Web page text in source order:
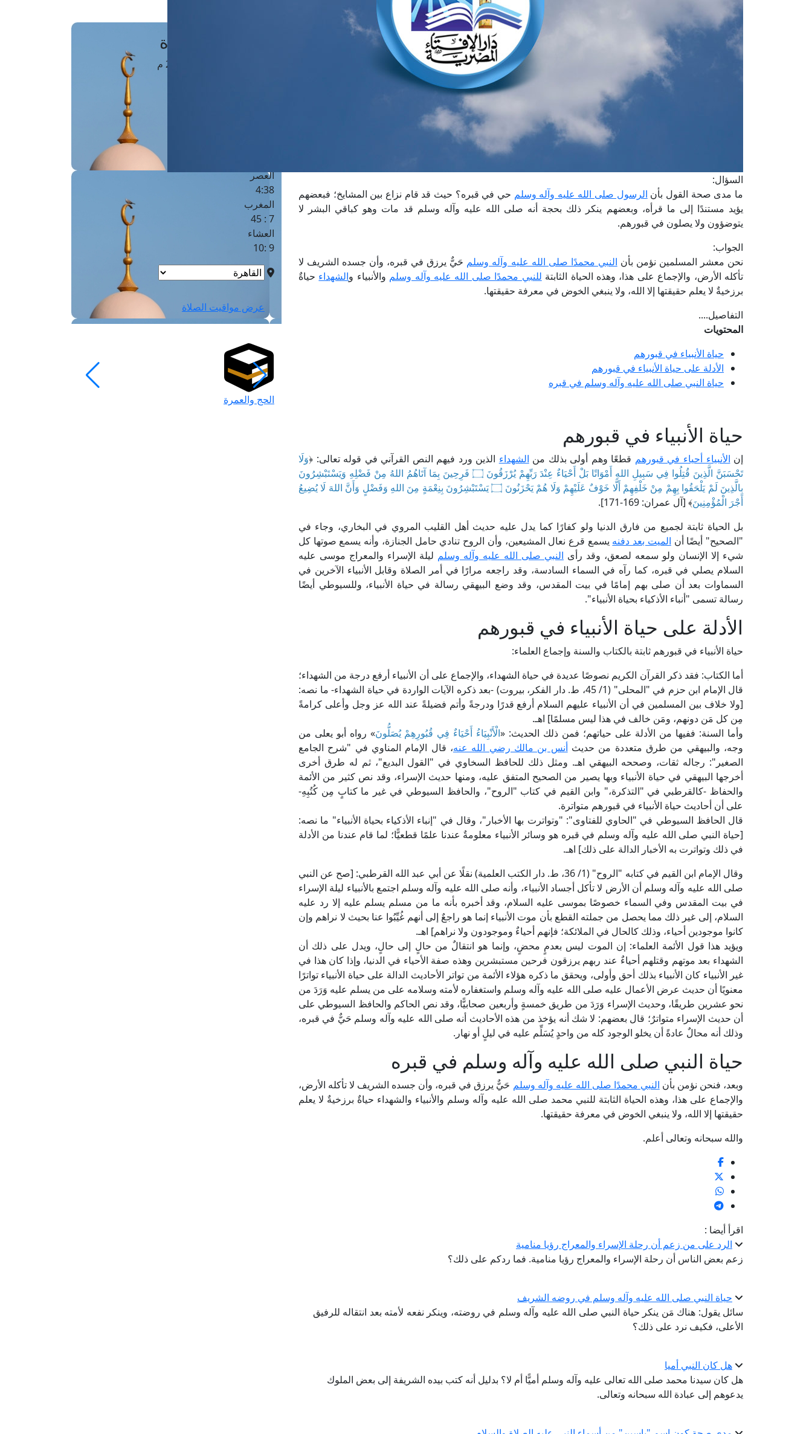
السؤال:
ما مدى صحة القول بأن الرسول صلى الله عليه وآله وسلم حي في قبره؟ حيث قد قام نزاع بين المشايخ؛ فبعضهم
يؤيد مستندًا إلى ما قرأه، وبعضهم ينكر ذلك بحجة أنه صلى الله عليه وآله وسلم قد مات وهو كباقي البشر لا
يتوضؤون ولا يصلون في قبورهم.
الجواب:
نحن معشر المسلمين نؤمن بأن النبي محمدًا صلى الله عليه وآله وسلم حَيٌّ يرزق في قبره، وأن جسده الشريف لا
تأكله الأرض، والإجماع على هذا، وهذه الحياة الثابتة للنبي محمدًا صلى الله عليه وآله وسلم والأنبياء والشهداء حياةٌ
برزخيةٌ لا يعلم حقيقتها إلا الله، ولا ينبغي الخوض في معرفة حقيقتها.
التفاصيل....
المحتويات
حياة الأنبياء في قبورهم
الأدلة على حياة الأنبياء في قبورهم
حياة النبي صلى الله عليه وآله وسلم في قبره
حياة الأنبياء في قبورهم
إن الأنبياء أحياء في قبورهم قطعًا وهم أولى بذلك من الشهداء الذين ورد فيهم النص القرآني في قوله تعالى: ﴿وَلَا
تَحْسَبَنَّ الَّذِينَ قُتِلُوا فِي سَبِيلِ اللهِ أَمْوَاتًا بَلْ أَحْيَاءٌ عِنْدَ رَبِّهِمْ يُرْزَقُونَ ۝ فَرِحِينَ بِمَا آتَاهُمُ اللهُ مِنْ فَضْلِهِ وَيَسْتَبْشِرُونَ
بِالَّذِينَ لَمْ يَلْحَقُوا بِهِمْ مِنْ خَلْفِهِمْ أَلَّا خَوْفٌ عَلَيْهِمْ وَلَا هُمْ يَحْزَنُونَ ۝ يَسْتَبْشِرُونَ بِنِعْمَةٍ مِنَ اللهِ وَفَضْلٍ وَأَنَّ اللهَ لَا يُضِيعُ
أَجْرَ الْمُؤْمِنِينَ﴾ [آل عمران: 169-171].
بل الحياة ثابتة لجميع من فارق الدنيا ولو كفارًا كما يدل عليه حديث أهل القليب المروي في البخاري، وجاء في
"الصحيح" أيضًا أن الميت بعد دفنه يسمع قرع نعال المشيعين، وأن الروح تنادي حامل الجنازة، وأنه يسمع صوتها كل
شيء إلا الإنسان ولو سمعه لصعق، وقد رأى النبي صلى الله عليه وآله وسلم ليلة الإسراء والمعراج موسى عليه
السلام يصلي في قبره، كما رآه في السماء السادسة، وقد راجعه مرارًا في أمر الصلاة وقابل الأنبياء الآخرين في
السماوات بعد أن صلى بهم إمامًا في بيت المقدس، وقد وضع البيهقي رسالة في حياة الأنبياء، وللسيوطي أيضًا
رسالة تسمى "أنباء الأذكياء بحياة الأنبياء".
الأدلة على حياة الأنبياء في قبورهم
حياة الأنبياء في قبورهم ثابتة بالكتاب والسنة وإجماع العلماء:
أما الكتاب: فقد ذكر القرآن الكريم نصوصًا عديدة في حياة الشهداء، والإجماع على أن الأنبياء أرفع درجة من الشهداء؛
قال الإمام ابن حزم في "المحلى" (1/ 45، ط. دار الفكر، بيروت) -بعد ذكره الآيات الواردة في حياة الشهداء- ما نصه:
[ولا خلاف بين المسلمين في أن الأنبياء عليهم السلام أرفع قدرًا ودرجةً وأتم فضيلةً عند الله عز وجل وأعلى كرامةً
مِن كل مَن دونهم، ومَن خالف في هذا ليس مسلمًا] اهـ.
وأما السنة: ففيها من الأدلة على حياتهم؛ فمن ذلك الحديث: «الْأَنْبِيَاءُ أَحْيَاءٌ فِي قُبُورِهِمْ يُصَلُّونَ» رواه أبو يعلى من
وجه، والبيهقي من طرق متعددة من حديثأنس بن مالك رضي الله عنه، قال الإمام المناوي في "شرح الجامع
الصغير": رجاله ثقات، وصححه البيهقي اهـ. ومثل ذلك للحافظ السخاوي في "القول البديع"، ثم له طرق أخرى
أخرجها البيهقي في حياة الأنبياء وبها يصير من الصحيح المتفق عليه، ومنها حديث الإسراء، وقد نص كثير من الأئمة
والحفاظ -كالقرطبي في "التذكرة،" وابن القيم في كتاب "الروح"، والحافظ السيوطي في غير ما كتابٍ مِن كُتُبِهِ-
على أن أحاديث حياة الأنبياء في قبورهم متواترة.
قال الحافظ السيوطي في "الحاوي للفتاوى": "وتواترت بها الأخبار"، وقال في "إنباء الأذكياء بحياة الأنبياء" ما نصه:
[حياة النبي صلى الله عليه وآله وسلم في قبره هو وسائر الأنبياء معلومةٌ عندنا علمًا قطعيًّا؛ لما قام عندنا من الأدلة
في ذلك وتواترت به الأخبار الدالة على ذلك] اهـ.
وقال الإمام ابن القيم في كتابه "الروح" (1/ 36، ط. دار الكتب العلمية) نقلًا عن أبي عبد الله القرطبي: [صح عن النبي
صلى الله عليه وآله وسلم أن الأرض لا تأكل أجساد الأنبياء، وأنه صلى الله عليه وآله وسلم اجتمع بالأنبياء ليلة الإسراء
في بيت المقدس وفي السماء خصوصًا بموسى عليه السلام، وقد أخبره بأنه ما من مسلم يسلم عليه إلا رد عليه
السلام، إلى غير ذلك مما يحصل من جملته القطع بأن موت الأنبياء إنما هو راجعٌ إلى أنهم غُيِّبُوا عنا بحيث لا نراهم وإن
كانوا موجودين أحياء، وذلك كالحال في الملائكة؛ فإنهم أحياءٌ وموجودون ولا نراهم] اهـ.
ويؤيد هذا قول الأئمة العلماء: إن الموت ليس بعدمٍ محضٍ، وإنما هو انتقالٌ من حالٍ إلى حالٍ، ويدل على ذلك أن
الشهداء بعد موتهم وقتلهم أحياءٌ عند ربهم يرزقون فرحين مستبشرين وهذه صفة الأحياء في الدنيا، وإذا كان هذا في
غير الأنبياء كان الأنبياء بذلك أحق وأولى، ويحقق ما ذكره هؤلاء الأئمة من تواتر الأحاديث الدالة على حياة الأنبياء تواترًا
معنويًا أن حديث عرض الأعمال عليه صلى الله عليه وآله وسلم واستغفاره لأمته وسلامه على من يسلم عليه وَرَدَ من
نحو عشرين طريقًا، وحديث الإسراء وَرَدَ من طريق خمسةٍ وأربعين صحابيًّا، وقد نص الحاكم والحافظ السيوطي على
أن حديث الإسراء متواترٌ؛ قال بعضهم: لا شك أنه يؤخذ من هذه الأحاديث أنه صلى الله عليه وآله وسلم حَيٌّ في قبره،
وذلك أنه محالٌ عادةً أن يخلو الوجود كله من واحدٍ يُسَلِّم عليه في ليلٍ أو نهار.
حياة النبي صلى الله عليه وآله وسلم في قبره
وبعد، فنحن نؤمن بأن النبي محمدًا صلى الله عليه وآله وسلم حَيٌّ يرزق في قبره، وأن جسده الشريف لا تأكله الأرض،
والإجماع على هذا، وهذه الحياة الثابتة للنبي محمد صلى الله عليه وآله وسلم والأنبياء والشهداء حياةٌ برزخيةٌ لا يعلم
حقيقتها إلا الله، ولا ينبغي الخوض في معرفة حقيقتها.
والله سبحانه وتعالى أعلم.
اقرأ أيضا :
الرد على من زعم أن رحلة الإسراء والمعراج رؤيا منامية
زعم بعض الناس أن رحلة الإسراء والمعراج رؤيا منامية. فما ردكم على ذلك؟
حياة النبي صلى الله عليه وآله وسلم في روضه الشريف
سائل يقول: هناك مَن ينكر حياة النبي صلى الله عليه وآله وسلم في روضته، وينكر نفعه لأمته بعد انتقاله للرفيق
الأعلى، فكيف نرد على ذلك؟
هل كان النبي أميا
هل كان سيدنا محمد صلى الله تعالى عليه وآله وسلم أميًّا أم لا؟ بدليل أنه كتب بيده الشريفة إلى بعض الملوك
يدعوهم إلى عبادة الله سبحانه وتعالى.
مَواقِيتُ الصَّـــلاة
العصر
4:38
المغرب
7 : 45
العشاء
9 :10
عرض مواقيت الصلاة
الحج والعمرة